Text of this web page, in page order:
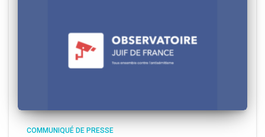
COMMUNIQUÉ DE PRESSE